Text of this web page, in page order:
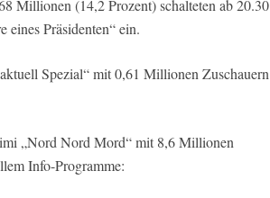
Millionen (14,2 Prozent) schalteten ab 20.30
Präsidenten“ ein.
Spezial“ mit 0,61 Millionen Zuschauern
„Nord Nord Mord“ mit 8,6 Millionen
Info-Programme: